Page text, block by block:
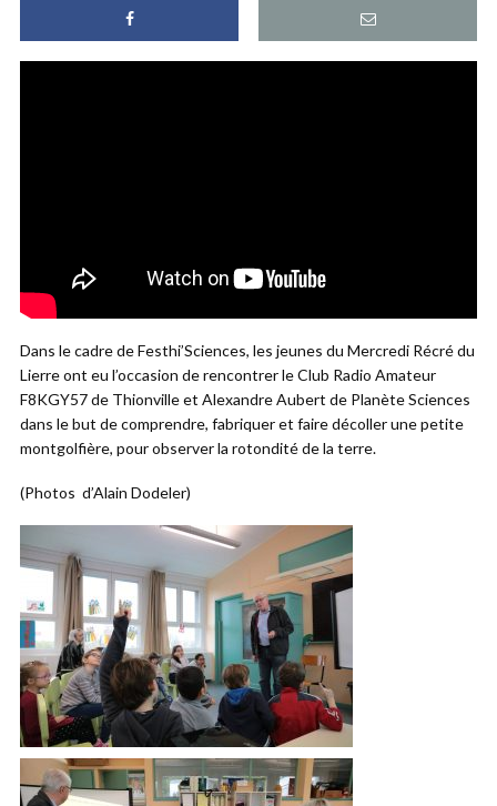
Dans le cadre de Festhi’Sciences, les jeunes du Mercredi Récré du
Lierre ont eu l’occasion de rencontrer le Club Radio Amateur
F8KGY57 de Thionville et Alexandre Aubert de Planète Sciences
dans le but de comprendre, fabriquer et faire décoller une petite
montgolfière, pour observer la rotondité de la terre.
(Photos d’Alain Dodeler)